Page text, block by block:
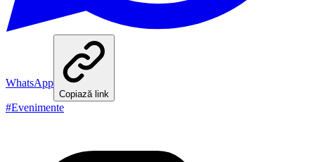
WhatsApp
Copiază link
#Evenimente